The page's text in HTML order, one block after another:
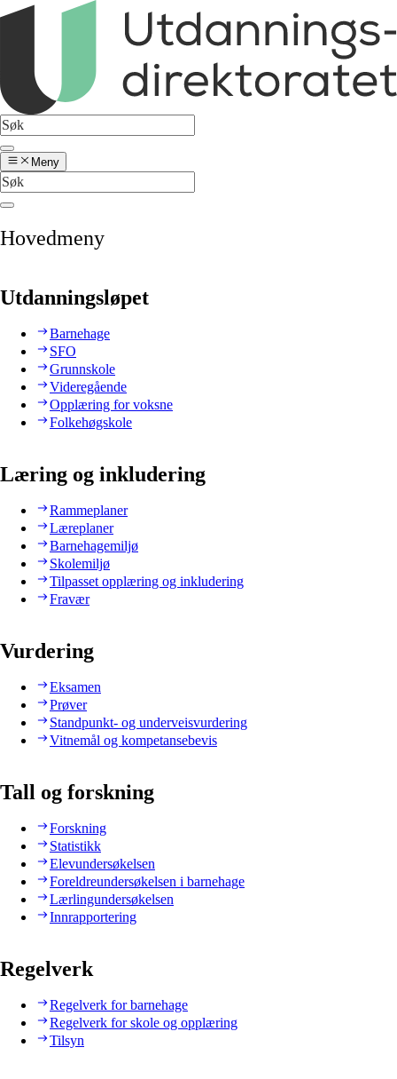
Meny
Hovedmeny
Utdanningsløpet
Barnehage
SFO
Grunnskole
Videregående
Opplæring for voksne
Folkehøgskole
Læring og inkludering
Rammeplaner
Læreplaner
Barnehagemiljø
Skolemiljø
Tilpasset opplæring og inkludering
Fravær
Vurdering
Eksamen
Prøver
Standpunkt- og underveisvurdering
Vitnemål og kompetansebevis
Tall og forskning
Forskning
Statistikk
Elevundersøkelsen
Foreldreundersøkelsen i barnehage
Lærlingundersøkelsen
Innrapportering
Regelverk
Regelverk for barnehage
Regelverk for skole og opplæring
Tilsyn